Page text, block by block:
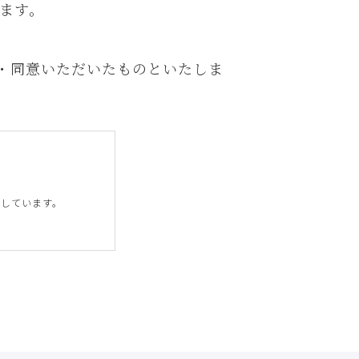
。
意いただいたものといたしま
ています。